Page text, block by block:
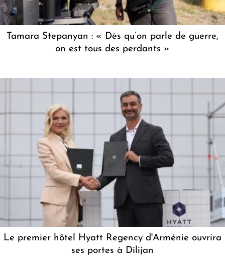
Tamara Stepanyan : « Dès qu’on parle de guerre,
on est tous des perdants »
Le premier hôtel Hyatt Regency d'Arménie ouvrira
ses portes à Dilijan